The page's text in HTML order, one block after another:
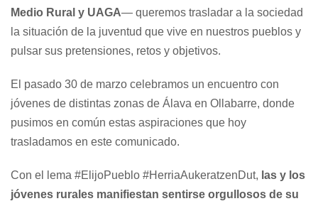
Medio Rural y UAGA— queremos trasladar a la sociedad
la situación de la juventud que vive en nuestros pueblos y
pulsar sus pretensiones, retos y objetivos.
El pasado 30 de marzo celebramos un encuentro con
jóvenes de distintas zonas de Álava en Ollabarre, donde
pusimos en común estas aspiraciones que hoy
trasladamos en este comunicado.
Con el lema #ElijoPueblo #HerriaAukeratzenDut, las y los
jóvenes rurales manifiestan sentirse orgullosos de su